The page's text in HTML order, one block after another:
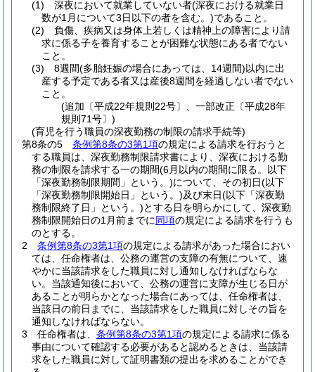
(1)
深夜において就業していない者(深夜における就業日
数が1月について3日以下の者を含む。)であること。
(2)
負傷、疾病又は身体上若しくは精神上の障害により請
求に係る子を養育することが困難な状態にある者でない
こと。
(3)
8週間(多胎妊娠の場合にあっては、14週間)以内に出
産する予定である者又は産後8週間を経過しない者でない
こと。
(追加〔平成22年規則22号〕、一部改正〔平成28年
規則71号〕)
(育児を行う職員の深夜勤務の制限の請求手続等)
第8条の5
条例第8条の3第1項の規定による請求を行おうと
する職員は、深夜勤務制限請求書により、深夜における勤
務の制限を請求する一の期間(6月以内の期間に限る。以下
「深夜勤務制限期間」という。)について、その初日(以下
「深夜勤務制限開始日」という。)及び末日(以下「深夜勤
務制限終了日」という。)とする日を明らかにして、深夜勤
務制限開始日の1月前までに同項の規定による請求を行うも
のとする。
2
条例第8条の3第1項の規定による請求があった場合におい
ては、任命権者は、公務の運営の支障の有無について、速
やかに当該請求をした職員に対し通知しなければならな
い。 当該通知後において、公務の運営に支障が生じる日が
あることが明らかとなった場合にあっては、任命権者は、
当該日の前日までに、当該請求をした職員に対しその旨を
通知しなければならない。
3
任命権者は、 条例第8条の3第1項の規定による請求に係る
事由について確認する必要があると認めるときは、当該請
求をした職員に対して証明書類の提出を求めることができ